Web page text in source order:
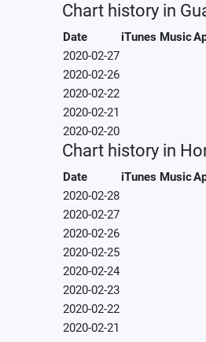
Chart history in
Date iTunes Music
2020-02-27
2020-02-26
2020-02-22
2020-02-21
2020-02-20
Chart history in
Date iTunes Music
2020-02-28
2020-02-27
2020-02-26
2020-02-25
2020-02-24
2020-02-23
2020-02-22
2020-02-21